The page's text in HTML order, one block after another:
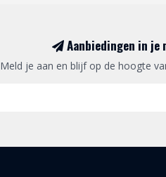
Aanbiedingen in je
Meld je aan en blijf op de hoogte